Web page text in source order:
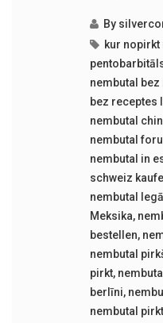
By
kur
nembutal
bez receptes
nembutal
nembutal
nembutal in
schweiz
nembutal
Meksika,
bestellen,
nembutal
pirkt,
berlīni,
nembutal